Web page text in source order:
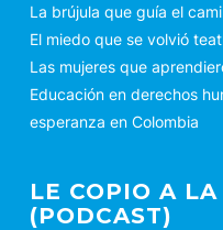
La brújula que guía el
El miedo que se volvió
Las mujeres que
Educación en derechos
esperanza en Colombia
LE COPIO A
(PODCAST)